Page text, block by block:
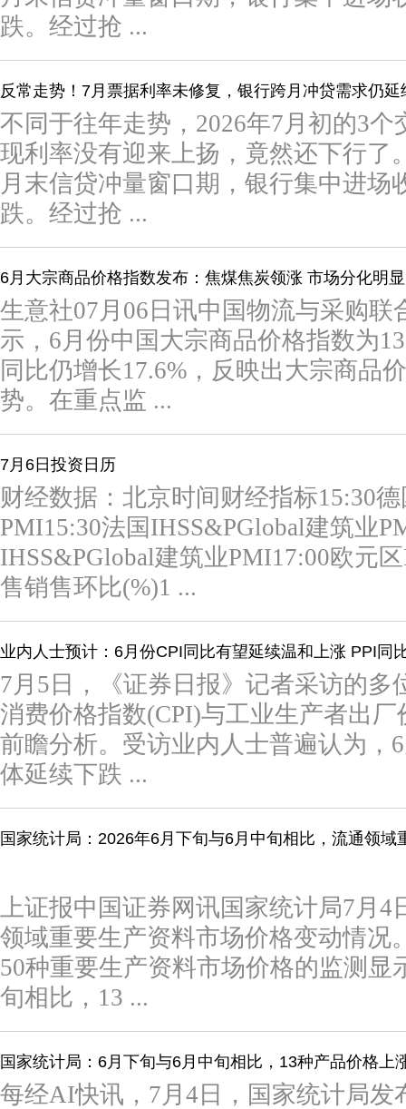
跌。经过抢 ...
反常走势！7月票据利率未修复，银行跨月冲贷需求仍延
不同于往年走势，2026年7月初的3
现利率没有迎来上扬，竟然还下行了
月末信贷冲量窗口期，银行集中进场
跌。经过抢 ...
6月大宗商品价格指数发布：焦煤焦炭领涨 市场分化明显
生意社07月06日讯中国物流与采购联
示，6月份中国大宗商品价格指数为
同比仍增长17.6%，反映出大宗商品
势。在重点监 ...
7月6日投资日历
财经数据：北京时间财经指标15:30
PMI15:30法国IHSS&PGlobal建筑业
IHSS&PGlobal建筑业PMI17:00欧元
售销售环比(%)1 ...
业内人士预计：6月份CPI同比有望延续温和上涨 PPI同
7月5日，《证券日报》记者采访的多
消费价格指数(CPI)与工业生产者出
前瞻分析。受访业内人士普遍认为，
体延续下跌 ...
国家统计局：2026年6月下旬与6月中旬相比，流通领
上证报中国证券网讯国家统计局7月4
领域重要生产资料市场价格变动情况
50种重要生产资料市场价格的监测显
旬相比，13 ...
国家统计局：6月下旬与6月中旬相比，13种产品价格上
每经AI快讯，7月4日，国家统计局发